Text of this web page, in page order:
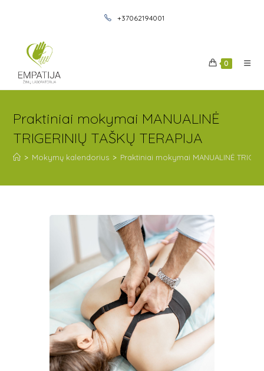
+37062194001
0
Praktiniai mokymai MANUALINĖ
TRIGERINIŲ TAŠKŲ TERAPIJA
> Mokymų kalendorius > Praktiniai mokymai MANUALINĖ